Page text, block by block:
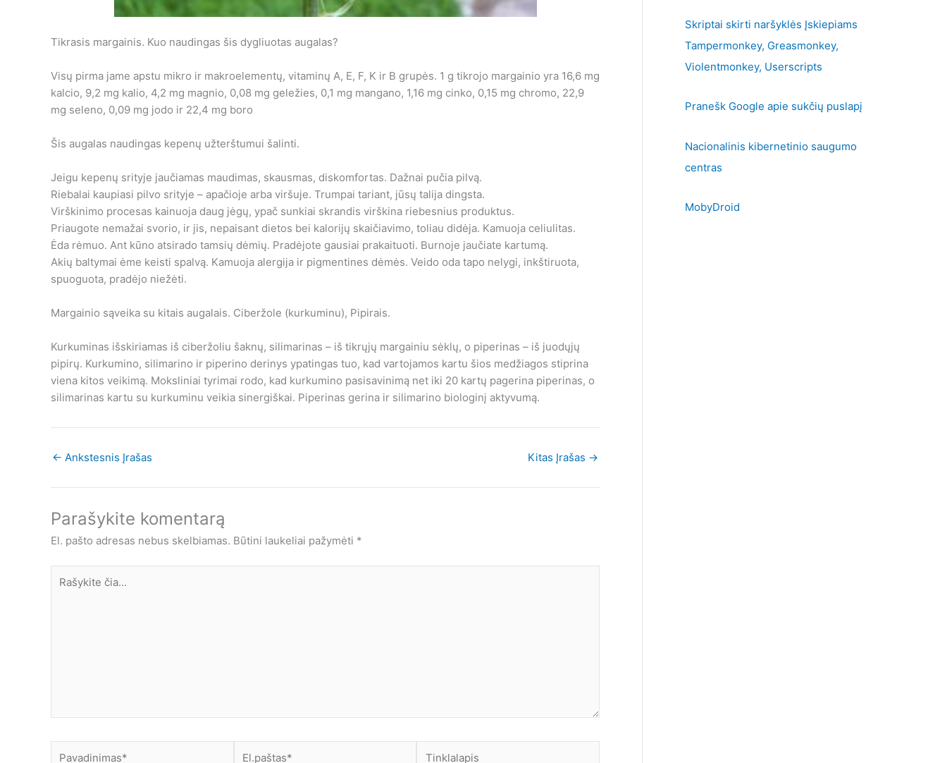
Tikrasis margainis. Kuo naudingas šis dygliuotas augalas?
Visų pirma jame apstu mikro ir makroelementų, vitaminų A, E, F, K ir B grupės. 1 g tikrojo margainio yra 16,6 mg
kalcio, 9,2 mg kalio, 4,2 mg magnio, 0,08 mg geležies, 0,1 mg mangano, 1,16 mg cinko, 0,15 mg chromo, 22,9
mg seleno, 0,09 mg jodo ir 22,4 mg boro
Šis augalas naudingas kepenų užterštumui šalinti.
Jeigu kepenų srityje jaučiamas maudimas, skausmas, diskomfortas. Dažnai pučia pilvą.
Riebalai kaupiasi pilvo srityje – apačioje arba viršuje. Trumpai tariant, jūsų talija dingsta.
Virškinimo procesas kainuoja daug jėgų, ypač sunkiai skrandis virškina riebesnius produktus.
Priaugote nemažai svorio, ir jis, nepaisant dietos bei kalorijų skaičiavimo, toliau didėja. Kamuoja celiulitas.
Ėda rėmuo. Ant kūno atsirado tamsių dėmių. Pradėjote gausiai prakaituoti. Burnoje jaučiate kartumą.
Akių baltymai ėme keisti spalvą. Kamuoja alergija ir pigmentines dėmės. Veido oda tapo nelygi, inkštiruota,
spuoguota, pradėjo niežėti.
Margainio sąveika su kitais augalais. Ciberžole (kurkuminu), Pipirais.
Kurkuminas išskiriamas iš ciberžoliu šaknų, silimarinas – iš tikrųjų margainiu sėklų, o piperinas – iš juodųjų
pipirų. Kurkumino, silimarino ir piperino derinys ypatingas tuo, kad vartojamos kartu šios medžiagos stiprina
viena kitos veikimą. Moksliniai tyrimai rodo, kad kurkumino pasisavinimą net iki 20 kartų pagerina piperinas, o
silimarinas kartu su kurkuminu veikia sinergiškai. Piperinas gerina ir silimarino biologinį aktyvumą.
← Ankstesnis Įrašas Kitas Įrašas →
Parašykite komentarą
El. pašto adresas nebus skelbiamas. Būtini laukeliai pažymėti *
čia...
Skriptai skirti naršyklės Įskiepiams
Tampermonkey, Greasmonkey,
Violentmonkey, Userscripts
Pranešk Google apie sukčių puslapį
Nacionalinis kibernetinio saugumo
centras
MobyDroid